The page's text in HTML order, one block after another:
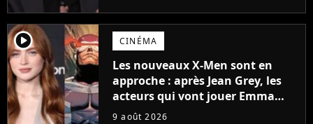
player2 CINÉMA
Les nouveaux X-Men sont en
approche : après Jean Grey, les
acteurs qui vont jouer Emma
Frost et Cyclope trouvés !
9 août 2026